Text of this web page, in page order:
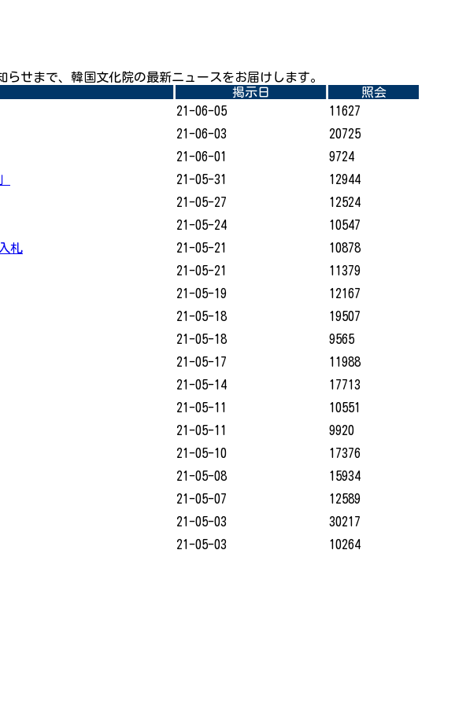
せまで、韓国文化院の最新ニュースをお届けします。
掲示日
照会
21-06-05
11627
21-06-03
20725
21-06-01
9724
21-05-31
12944
21-05-27
12524
21-05-24
10547
札 21-05-21
10878
21-05-21
11379
21-05-19
12167
21-05-18
19507
21-05-18
9565
21-05-17
11988
21-05-14
17713
21-05-11
10551
21-05-11
9920
21-05-10
17376
21-05-08
15934
21-05-07
12589
21-05-03
30217
21-05-03
10264